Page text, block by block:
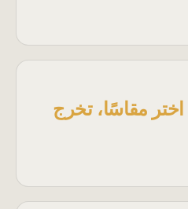
اختر مقاسًا، تخرج